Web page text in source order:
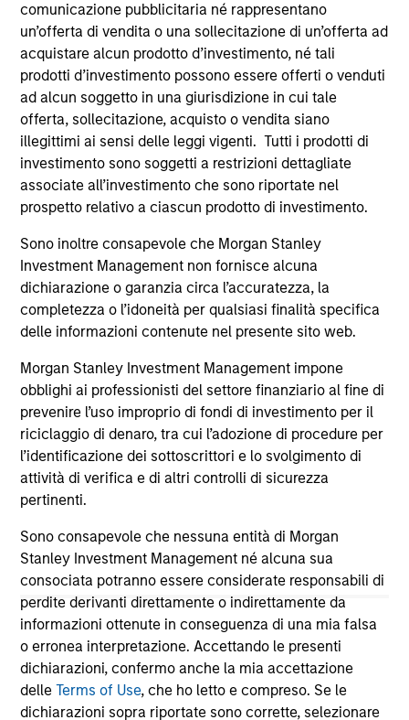
comunicazione pubblicitaria né rappresentano
un’offerta di vendita o una sollecitazione di un’offerta ad
acquistare alcun prodotto d’investimento, né tali
prodotti d’investimento possono essere offerti o venduti
ad alcun soggetto in una giurisdizione in cui tale
offerta, sollecitazione, acquisto o vendita siano
illegittimi ai sensi delle leggi vigenti. Tutti i prodotti di
investimento sono soggetti a restrizioni dettagliate
associate all’investimento che sono riportate nel
prospetto relativo a ciascun prodotto di investimento.
Sono inoltre consapevole che Morgan Stanley
Investment Management non fornisce alcuna
dichiarazione o garanzia circa l’accuratezza, la
completezza o l’idoneità per qualsiasi finalità specifica
delle informazioni contenute nel presente sito web.
Morgan Stanley Investment Management impone
obblighi ai professionisti del settore finanziario al fine di
prevenire l’uso improprio di fondi di investimento per il
riciclaggio di denaro, tra cui l’adozione di procedure per
l’identificazione dei sottoscrittori e lo svolgimento di
attività di verifica e di altri controlli di sicurezza
pertinenti.
Sono consapevole che nessuna entità di Morgan
Stanley Investment Management né alcuna sua
consociata potranno essere considerate responsabili di
perdite derivanti direttamente o indirettamente da
informazioni ottenute in conseguenza di una mia falsa
o erronea interpretazione. Accettando le presenti
dichiarazioni, confermo anche la mia accettazione
delleTerms of Use, che ho letto e compreso. Se le
dichiarazioni sopra riportate sono corrette, selezionare
Timely insights on the private credit landscape,
exploring the trends, market developments,
and investment considerations shaping the
asset class.
4-AGO-2026
May not represent all Team Members.
The information on this page is for informational
purposes only. The information contained herein does
not constitute and should not be construed as an
offering of advisory services or an offer to sell or a
solicitation of an offer to buy any securities in any
jurisdiction in which such offer or solicitation,
purchase or sale would be unlawful under the
securities, insurance or other laws of such jurisdiction.
Please refer to the strategy detail page for important
information on the strategy, including additional risk
considerations.